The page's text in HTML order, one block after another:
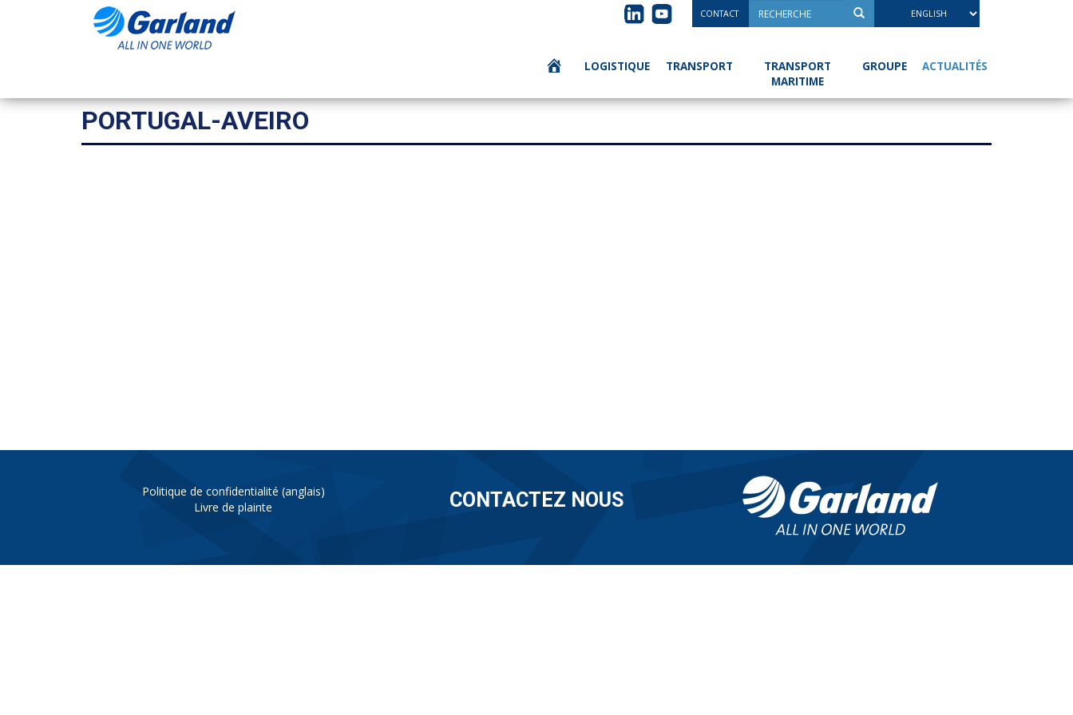
CONTACT
LOGISTIQUE TRANSPORT
TRANSPORT
MARITIME
GROUPE ACTUALITÉS
PORTUGAL-AVEIRO
CONTACTEZ NOUS
Politique de confidentialité (anglais)
Livre de plainte